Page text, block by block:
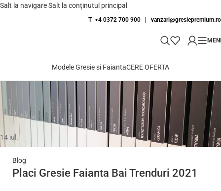
Salt la navigareSalt la conținutul principal
T +4 0372 700 900 | vanzari@gresiepremium.ro
Modele Gresie si FaiantaCERE OFERTA
Arhive etichete: stiluri
Prima pagină stiluri
14 iul.
Blog
Placi Gresie Faianta Bai Trenduri 2021